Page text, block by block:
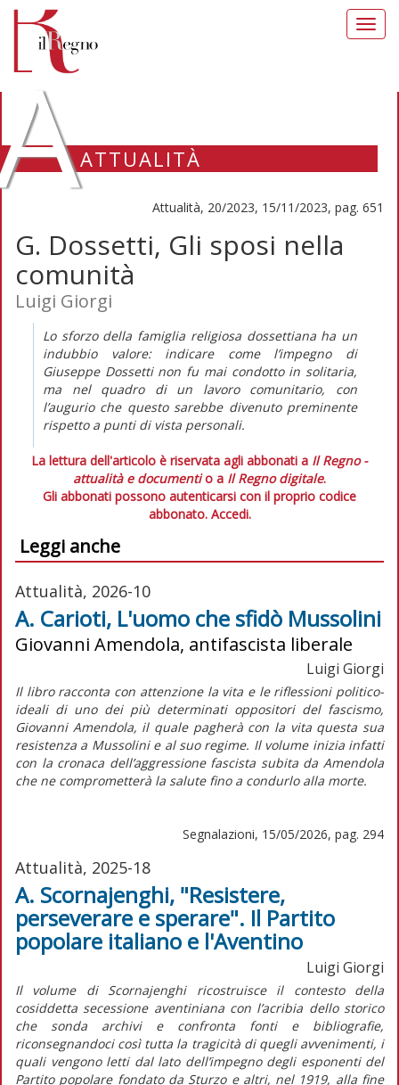
ATTUALITÀ
Attualità, 20/2023, 15/11/2023, pag. 651
G. Dossetti, Gli sposi nella
comunità
Luigi Giorgi
Lo sforzo della famiglia religiosa dossettiana ha un
indubbio valore: indicare come l’impegno di
Giuseppe Dossetti non fu mai condotto in solitaria,
ma nel quadro di un lavoro comunitario, con
l’augurio che questo sarebbe divenuto preminente
rispetto a punti di vista personali.
La lettura dell'articolo è riservata agli abbonati a Il Regno -
attualità e documentio a Il Regno digitale.
Gli abbonati possono autenticarsi con il proprio codice
abbonato. Accedi.
Leggi anche
Attualità, 2026-10
A. Carioti, L'uomo che sfidò Mussolini
Giovanni Amendola, antifascista liberale
Luigi Giorgi
Il libro racconta con attenzione la vita e le riflessioni politico-
ideali di uno dei più determinati oppositori del fascismo,
Giovanni Amendola, il quale pagherà con la vita questa sua
resistenza a Mussolini e al suo regime. Il volume inizia infatti
con la cronaca dell’aggressione fascista subita da Amendola
che ne comprometterà la salute fino a condurlo alla morte.
Segnalazioni, 15/05/2026, pag. 294
Attualità, 2025-18
A. Scornajenghi, "Resistere,
perseverare e sperare". Il Partito
popolare italiano e l'Aventino
Luigi Giorgi
Il volume di Scornajenghi ricostruisce il contesto della
cosiddetta secessione aventiniana con l’acribia dello storico
che sonda archivi e confronta fonti e bibliografie,
riconsegnandoci così tutta la tragicità di quegli avvenimenti, i
quali vengono letti dal lato dell’impegno degli esponenti del
Partito popolare fondato da Sturzo e altri, nel 1919, alla fine